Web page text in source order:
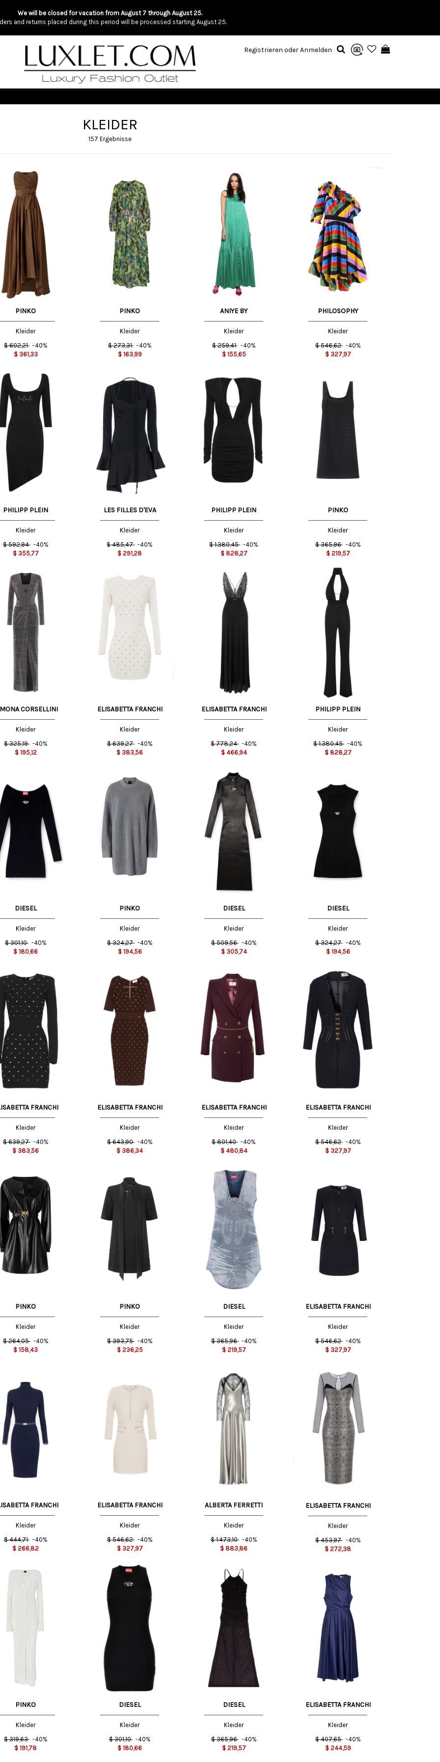
We will be closed for vacation from August 7 through August 25.
and returns placed during this period will be processed starting August 25.
Registrieren oder Anmelden
KLEIDER
157 Ergebnisse
PINKO
Kleider
$ 602,21 -40%
$ 361,33
PINKO
Kleider
$ 273,31 -40%
$ 163,99
38 IT 40 IT
ANIYE BY
Kleider
$ 259,41 -40%
$ 155,65
44 IT
PHILOSOPHY
Kleider
$ 546,62 -40%
$ 327,97
PHILIPP PLEIN
Kleider
$ 592,94 -40%
$ 355,77
40 IT
LES FILLES D'EVA
Kleider
$ 485,47 -40%
$ 291,28
M
PHILIPP PLEIN
Kleider
$ 1.380,45 -40%
$ 828,27
PINKO
Kleider
$ 365,96 -40%
$ 219,57
CORSELLINI
Kleider
$ 325,19 -40%
$ 195,12
ELISABETTA FRANCHI
Kleider
$ 639,27 -40%
$ 383,56
ELISABETTA FRANCHI
Kleider
$ 778,24 -40%
$ 466,94
PHILIPP PLEIN
Kleider
$ 1.380,45 -40%
$ 828,27
DIESEL
Kleider
$ 301,10 -40%
$ 180,66
XS
PINKO
Kleider
$ 324,27 -40%
$ 194,56
DIESEL
Kleider
$ 509,56 -40%
$ 305,74
DIESEL
Kleider
$ 324,27 -40%
$ 194,56
42 IT 44 IT
FRANCHI
Kleider
$ 639,27 -40%
$ 383,56
46 IT
ELISABETTA FRANCHI
Kleider
$ 643,90 -40%
$ 386,34
44 IT
ELISABETTA FRANCHI
Kleider
$ 801,40 -40%
$ 480,84
ELISABETTA FRANCHI
Kleider
$ 546,62 -40%
$ 327,97
PINKO
Kleider
$ 264,05 -40%
$ 158,43
PINKO
Kleider
$ 393,75 -40%
$ 236,25
DIESEL
Kleider
$ 365,96 -40%
$ 219,57
ELISABETTA FRANCHI
Kleider
$ 546,62 -40%
$ 327,97
42 IT
FRANCHI
Kleider
$ 444,71 -40%
$ 266,82
ELISABETTA FRANCHI
Kleider
$ 546,62 -40%
$ 327,97
ALBERTA FERRETTI
Kleider
$ 1.473,10 -40%
$ 883,86
44 IT 40 IT
ELISABETTA FRANCHI
Kleider
$ 453,97 -40%
$ 272,38
PINKO
Kleider
$ 319,63 -40%
$ 191,78
DIESEL
Kleider
$ 301,10 -40%
$ 180,66
DIESEL
Kleider
$ 365,96 -40%
$ 219,57
ELISABETTA FRANCHI
Kleider
$ 407,65 -40%
$ 244,59